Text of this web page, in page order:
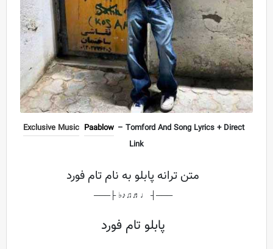
Exclusive Music Paablow – Tomford And Song Lyrics + Direct
Link
متن ترانه پابلو به نام تام فورد
───┤ ♩♬♫♪♭ ├───
پابلو تام فورد